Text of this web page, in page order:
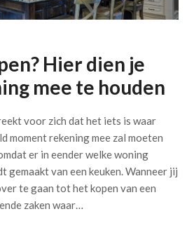
Hier dien je
mee te houden
voor zich dat het iets is waar
moment rekening mee zal moeten
er in eender welke woning
gemaakt van een keuken. Wanneer jij
te gaan tot het kopen van een
zaken waar…